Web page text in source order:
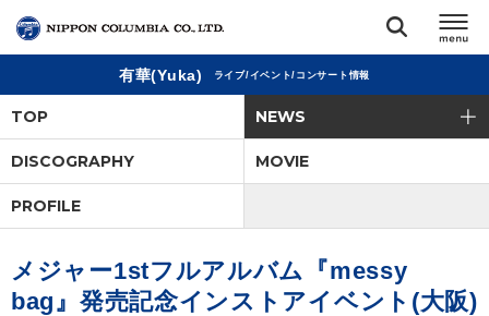
閉じる
アーティスト
ジャンル
有華(Yuka) ライブ/イベント/コンサート情報
TOP NEWS
DISCOGRAPHY MOVIE
PROFILE
メジャー1stフルアルバム『messy
bag』発売記念インストアイベント(大阪)